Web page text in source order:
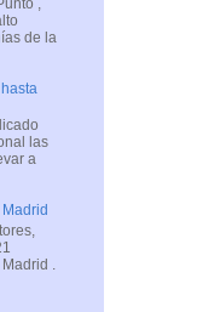
de la
las
a
.